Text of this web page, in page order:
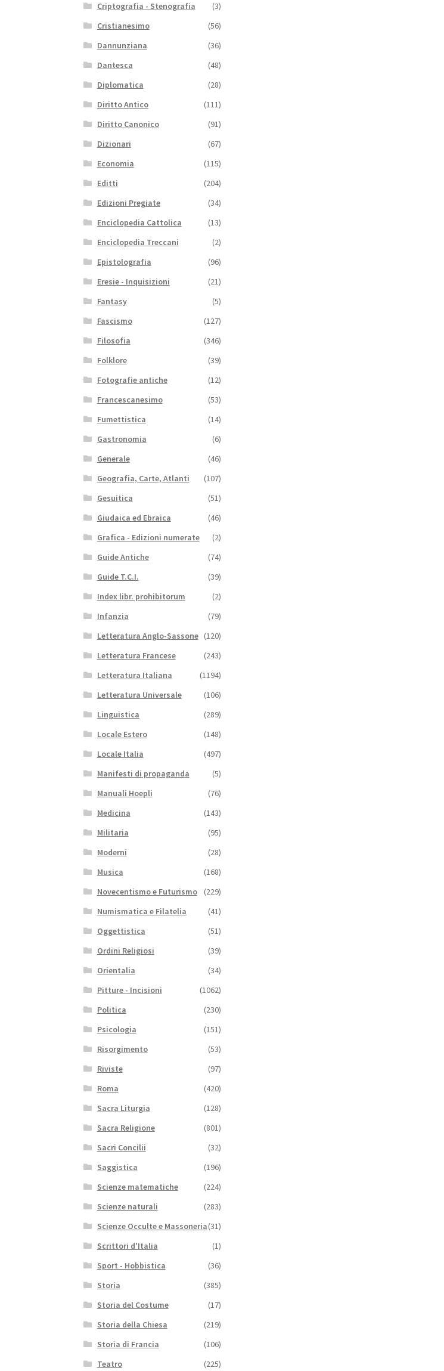
Criptografia - Stenografia
(3)
Cristianesimo
(56)
Dannunziana
(36)
Dantesca
(48)
Diplomatica
(28)
Diritto Antico
(111)
Diritto Canonico
(91)
Dizionari
(67)
Economia
(115)
Editti
(204)
Edizioni Pregiate
(34)
Enciclopedia Cattolica
(13)
Enciclopedia Treccani
(2)
Epistolografia
(96)
Eresie - Inquisizioni
(21)
Fantasy
(5)
Fascismo
(127)
Filosofia
(346)
Folklore
(39)
Fotografie antiche
(12)
Francescanesimo
(53)
Fumettistica
(14)
Gastronomia
(6)
Generale
(46)
Geografia, Carte, Atlanti
(107)
Gesuitica
(51)
Giudaica ed Ebraica
(46)
Grafica - Edizioni numerate
(2)
Guide Antiche
(74)
Guide T.C.I.
(39)
Index libr. prohibitorum
(2)
Infanzia
(79)
Letteratura Anglo-Sassone (120)
Letteratura Francese
(243)
Letteratura Italiana
(1194)
Letteratura Universale
(106)
Linguistica
(289)
Locale Estero
(148)
Locale Italia
(497)
Manifesti di propaganda
(5)
Manuali Hoepli
(76)
Medicina
(143)
Militaria
(95)
Moderni
(28)
Musica
(168)
Novecentismo e Futurismo
(229)
Numismatica e Filatelia
(41)
Oggettistica
(51)
Ordini Religiosi
(39)
Orientalia
(34)
Pitture - Incisioni
(1062)
Politica
(230)
Psicologia
(151)
Risorgimento
(53)
Riviste
(97)
Roma
(420)
Sacra Liturgia
(128)
Sacra Religione
(801)
Sacri Concilii
(32)
Saggistica
(196)
Scienze matematiche
(224)
Scienze naturali
(283)
Scienze Occulte e Massoneria(31)
Scrittori d'Italia
(1)
Sport - Hobbistica
(36)
Storia
(385)
Storia del Costume
(17)
Storia della Chiesa
(219)
Storia di Francia
(106)
Teatro
(225)